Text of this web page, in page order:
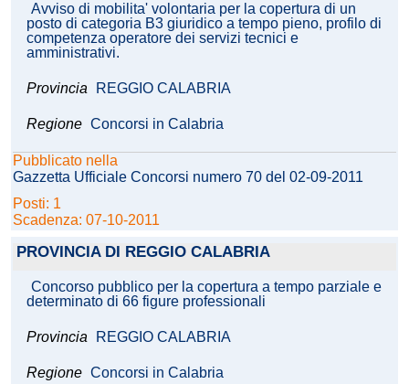
Avviso di mobilita' volontaria per la copertura di un
posto di categoria B3 giuridico a tempo pieno, profilo di
competenza operatore dei servizi tecnici e
amministrativi.
Provincia REGGIO CALABRIA
Regione Concorsi in Calabria
Pubblicato nella
Gazzetta Ufficiale Concorsi numero 70 del 02-09-2011
Posti: 1
Scadenza: 07-10-2011
PROVINCIA DI REGGIO CALABRIA
Concorso pubblico per la copertura a tempo parziale e
determinato di 66 figure professionali
Provincia REGGIO CALABRIA
Regione Concorsi in Calabria